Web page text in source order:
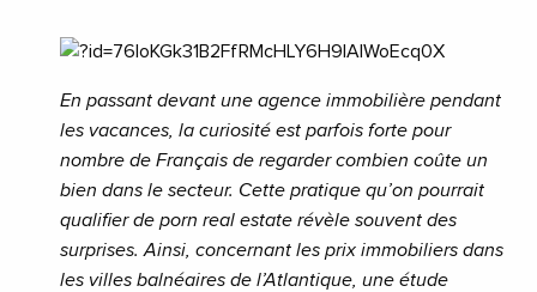
En passant devant une agence immobilière pendant
les vacances, la curiosité est parfois forte pour
nombre de Français de regarder combien coûte un
bien dans le secteur. Cette pratique qu’on pourrait
qualifier de porn real estate révèle souvent des
surprises. Ainsi, concernant les prix immobiliers dans
les villes balnéaires de l’Atlantique, une étude